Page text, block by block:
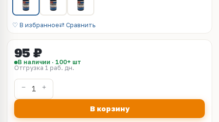
♡ В избранное⇄ Сравнить
95 ₽
В наличии · 100+ шт
Отгрузка 1 раб. дн.
В корзину